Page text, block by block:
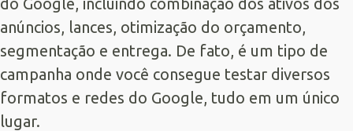
anúncios, lances, otimização do orçamento,
segmentação e entrega. De fato, é um tipo de
campanha onde você consegue testar diversos
formatos e redes do Google, tudo em um único
lugar.